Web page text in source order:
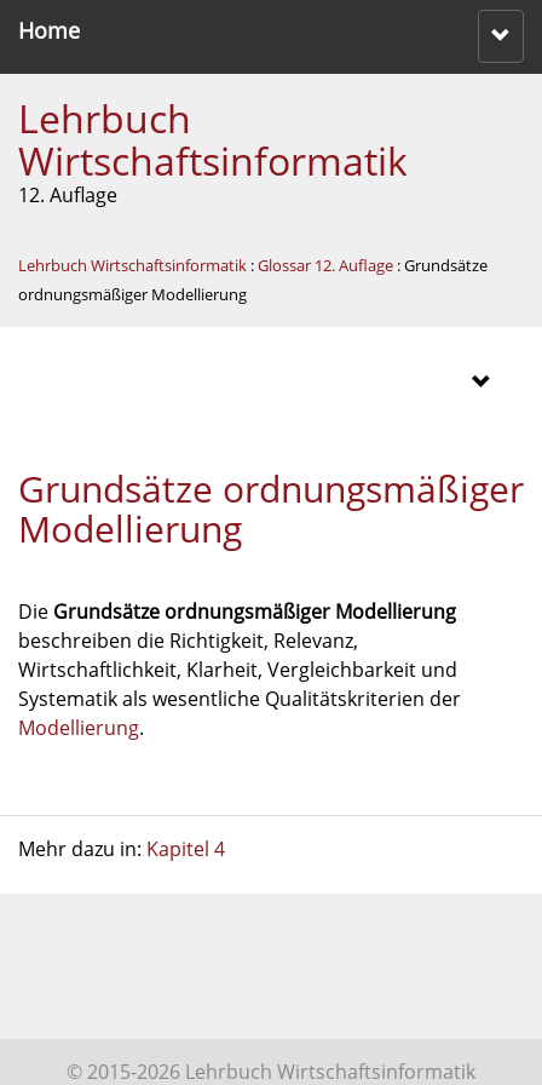
Home
Lehrbuch
Wirtschaftsinformatik
12. Auflage
Lehrbuch Wirtschaftsinformatik :Glossar 12. Auflage : Grundsätze
ordnungsmäßiger Modellierung
Grundsätze ordnungsmäßiger
Modellierung
Die Grundsätze ordnungsmäßiger Modellierung
beschreiben die Richtigkeit, Relevanz,
Wirtschaftlichkeit, Klarheit, Vergleichbarkeit und
Systematik als wesentliche Qualitätskriterien der
Modellierung.
Mehr dazu in: Kapitel 4
© 2015-2026 Lehrbuch Wirtschaftsinformatik